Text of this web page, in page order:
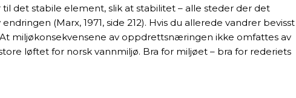
det stabile element, slik at stabilitet – alle steder der det
(Marx, 1971, side 212). Hvis du allerede vandrer bevisst
miljøkonsekvensene av oppdrettsnæringen ikke omfattes av
løftet for norsk vannmiljø. Bra for miljøet – bra for rederiets